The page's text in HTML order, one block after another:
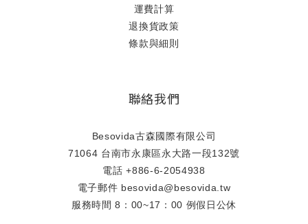
運費計算
退換貨政策
條款與細則
聯絡我們
Besovida古森國際有限公司
71064 台南市永康區永大路一段132號
電話 +886-6-2054938
電子郵件 besovida@besovida.tw
服務時間 8：00~17：00 例假日公休